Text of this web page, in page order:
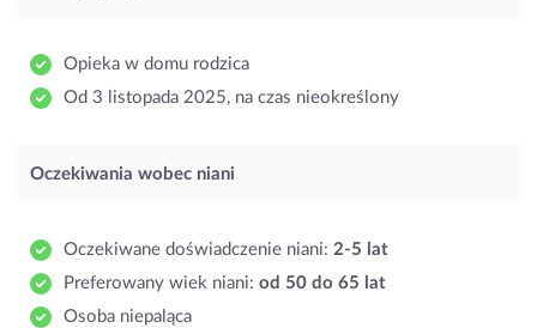
Opieka w domu rodzica
Od 3 listopada 2025, na czas nieokreślony
Oczekiwania wobec niani
Oczekiwane doświadczenie niani: 2-5 lat
Preferowany wiek niani: od 50 do 65 lat
Osoba niepaląca